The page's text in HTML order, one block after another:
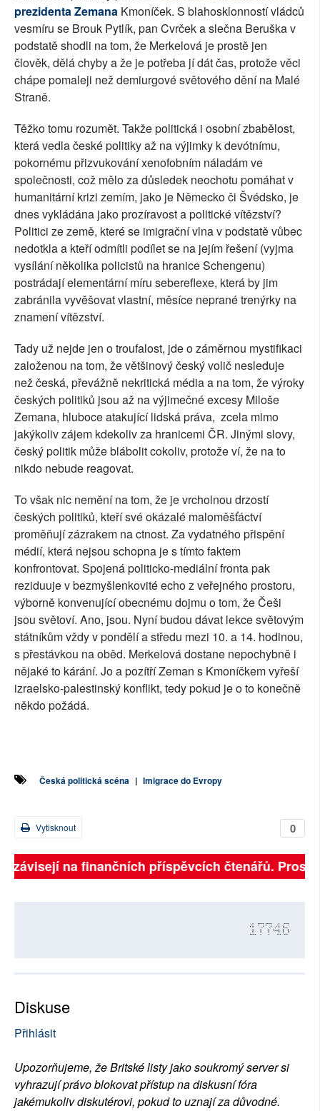
prezidenta Zemana Kmoníček. S blahosklonností vládců
vesmíru se Brouk Pytlík, pan Cvrček a slečna Beruška v
podstatě shodli na tom, že Merkelová je prostě jen
člověk, dělá chyby a že je potřeba jí dát čas, protože věci
chápe pomaleji než demiurgové světového dění na Malé
Straně.
Těžko tomu rozumět. Takže politická i osobní zbabělost,
která vedla české politiky až na výjimky k devótnímu,
pokornému přizvukování xenofobním náladám ve
společnosti, což mělo za důsledek neochotu pomáhat v
humanitární krizi zemím, jako je Německo či Švédsko, je
dnes vykládána jako prozíravost a politické vítězství?
Politici ze země, které se imigrační vlna v podstatě vůbec
nedotkla a kteří odmítli podílet se na jejím řešení (vyjma
vysílání několika policistů na hranice Schengenu)
postrádají elementární míru sebereflexe, která by jim
zabránila vyvěšovat vlastní, měsíce neprané trenýrky na
znamení vítězství.
Tady už nejde jen o troufalost, jde o záměrnou mystifikaci
založenou na tom, že většinový český volič nesleduje
než česká, převážně nekritická média a na tom, že výroky
českých politiků jsou až na výjimečné excesy Miloše
Zemana, hluboce atakující lidská práva, zcela mimo
jakýkoliv zájem kdekoliv za hranicemi ČR. Jinými slovy,
český politik může blábolit cokoliv, protože ví, že na to
nikdo nebude reagovat.
To však nic nemění na tom, že je vrcholnou drzostí
českých politiků, kteří své okázalé maloměšťáctví
proměňují zázrakem na ctnost. Za vydatného přispění
médií, která nejsou schopna je s tímto faktem
konfrontovat. Spojená politicko-mediální fronta pak
reziduuje v bezmyšlenkovité echo z veřejného prostoru,
výborně konvenující obecnému dojmu o tom, že Češi
jsou světoví. Ano, jsou. Nyní budou dávat lekce světovým
státníkům vždy v pondělí a středu mezi 10. a 14. hodinou,
s přestávkou na oběd. Merkelová dostane nepochybně i
nějaké to kárání. Jo a pozítří Zeman s Kmoníčkem vyřeší
izraelsko-palestinský konflikt, tedy pokud je o to konečně
někdo požádá.
Česká politická scéna | Imigrace do Evropy
0
Vytisknout
na finančních příspěvcích čtenářů.
17746
Diskuse
Přihlásit
Upozorňujeme, že Britské listy jako soukromý server si
vyhrazují právo blokovat přístup na diskusní fóra
jakémukoliv diskutérovi, pokud to uznají za důvodné.